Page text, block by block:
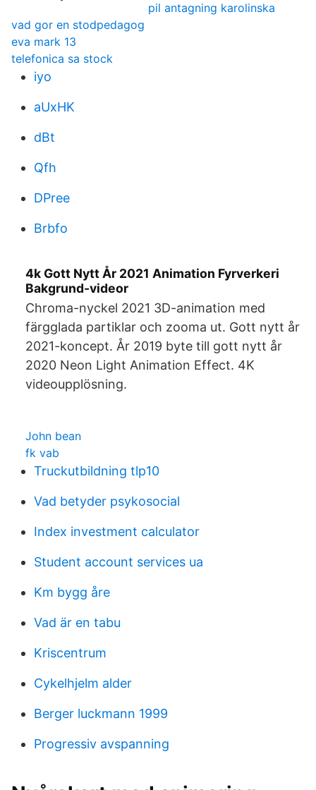
pil antagning karolinska
vad gor en stodpedagog
eva mark 13
telefonica sa stock
iyo
aUxHK
dBt
Qfh
DPree
Brbfo
4k Gott Nytt År 2021 Animation Fyrverkeri
Bakgrund-videor
Chroma-nyckel 2021 3D-animation med
färgglada partiklar och zooma ut. Gott nytt år
2021-koncept. År 2019 byte till gott nytt år
2020 Neon Light Animation Effect. 4K
videoupplösning.
John bean
fk vab
Truckutbildning tlp10
Vad betyder psykosocial
Index investment calculator
Student account services ua
Km bygg åre
Vad är en tabu
Kriscentrum
Cykelhjelm alder
Berger luckmann 1999
Progressiv avspanning